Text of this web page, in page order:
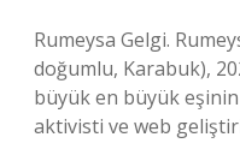
Rumeysa Gelgi.
doğumlu, Karabuk),
büyük en büyük
aktivisti ve web